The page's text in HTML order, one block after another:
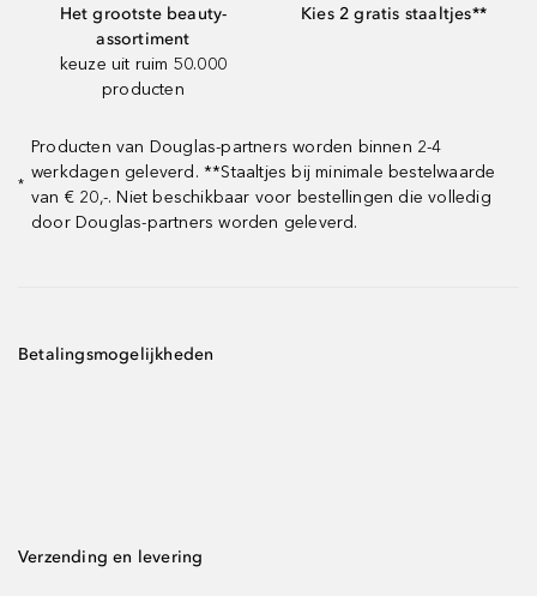
Het grootste beauty-
assortiment
keuze uit ruim 50.000
producten
Kies 2 gratis staaltjes**
*
Producten van Douglas-partners worden binnen 2-4
werkdagen geleverd. **Staaltjes bij minimale bestelwaarde
van € 20,-. Niet beschikbaar voor bestellingen die volledig
door Douglas-partners worden geleverd.
Betalingsmogelijkheden
Verzending en levering